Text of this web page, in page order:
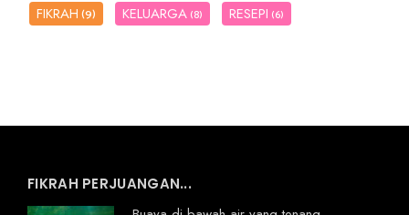
FIKRAH(9) KELUARGA (8) RESEPI (6)
FIKRAH PERJUANGAN...